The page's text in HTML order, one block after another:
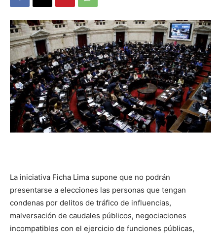
::
La
Verdad
es
La iniciativa Ficha Lima supone que no podrán
presentarse a elecciones las personas que tengan
condenas por delitos de tráfico de influencias,
malversación de caudales públicos, negociaciones
incompatibles con el ejercicio de funciones públicas,